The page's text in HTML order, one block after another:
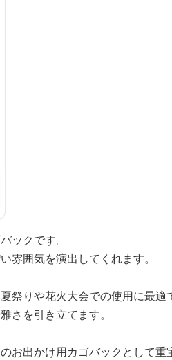
ックです。
雰囲気を演出してくれます。
祭りや花火大会での使用に最適
さを引き立てます。
お出かけ用カゴバックとして重